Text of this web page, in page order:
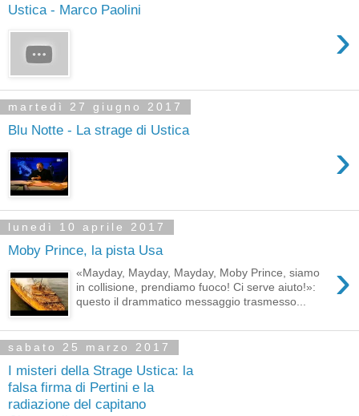
Ustica - Marco Paolini
›
martedì 27 giugno 2017
Blu Notte - La strage di Ustica
›
lunedì 10 aprile 2017
Moby Prince, la pista Usa
›
«Mayday, Mayday, Mayday, Moby Prince, siamo
in collisione, prendiamo fuoco! Ci serve aiuto!»:
questo il drammatico messaggio trasmesso...
sabato 25 marzo 2017
I misteri della Strage Ustica: la
falsa firma di Pertini e la
radiazione del capitano